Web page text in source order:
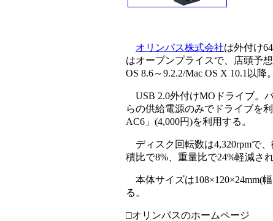
オリンパス株式会社は外付け
はオープンプライスで、店頭予
OS 8.6～9.2.2/Mac OS X 10.1以降。
USB 2.0外付けMOドライブ。
らの供給電源のみでドライブを
AC6」(4,000円)を利用する。
ディスク回転数は4,320rpmで
積比で8%、重量比で24%軽減さ
本体サイズは108×120×24mm(
る。
□オリンパスのホームページ